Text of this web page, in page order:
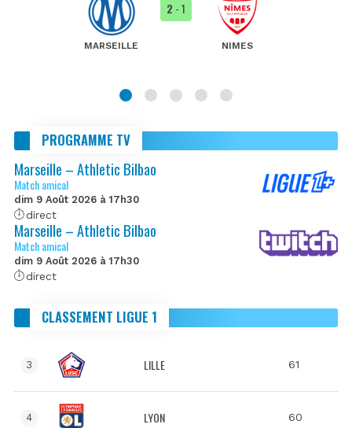
MARSEILLE
2 - 1
NIMES
PROGRAMME TV
Marseille – Athletic Bilbao
Match amical
dim 9 Août 2026 à 17h30
direct
Marseille – Athletic Bilbao
Match amical
dim 9 Août 2026 à 17h30
direct
CLASSEMENT LIGUE 1
3 LILLE 61
4 LYON 60